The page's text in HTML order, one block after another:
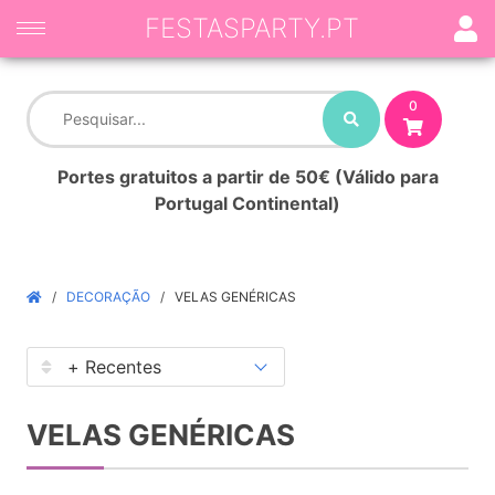
0
Portes gratuitos a partir de 50€ (Válido para
Portugal Continental)
FESTASPARTY.PT
DECORAÇÃO VELAS GENÉRICAS
VELAS GENÉRICAS